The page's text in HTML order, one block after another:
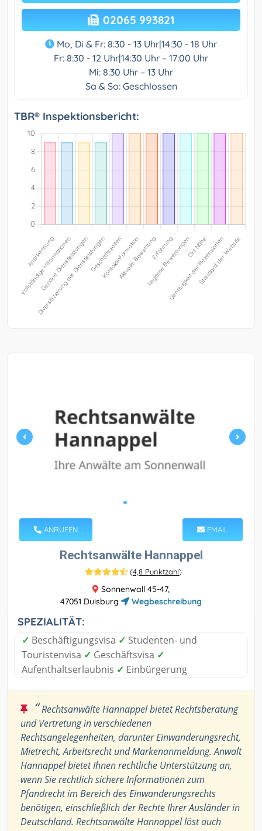
02065 993821
Mo, Di & Fr: 8:30 - 13 Uhr|14:30 - 18 Uhr
Fr: 8:30 - 12 Uhr|14:30 Uhr – 17:00 Uhr
Mi: 8:30 Uhr – 13 Uhr
Sa & So: Geschlossen
TBR® Inspektionsbericht:
ANRUFEN EMAIL
Rechtsanwälte Hannappel
(4,8 Punktzahl)
Sonnenwall 45-47,
47051 Duisburg
Wegbeschreibung
SPEZIALITÄT:
✓ Beschäftigungsvisa ✓ Studenten- und
Touristenvisa ✓ Geschäftsvisa ✓
Aufenthaltserlaubnis ✓ Einbürgerung
“Rechtsanwälte Hannappel bietet Rechtsberatung
und Vertretung in verschiedenen
Rechtsangelegenheiten, darunter Einwanderungsrecht,
Mietrecht, Arbeitsrecht und Markenanmeldung. Anwalt
Hannappel bietet Ihnen rechtliche Unterstützung an,
wenn Sie rechtlich sichere Informationen zum
Pfandrecht im Bereich des Einwanderungsrechts
benötigen, einschließlich der Rechte Ihrer Ausländer in
Deutschland. Rechtsanwälte Hannappel löst auch